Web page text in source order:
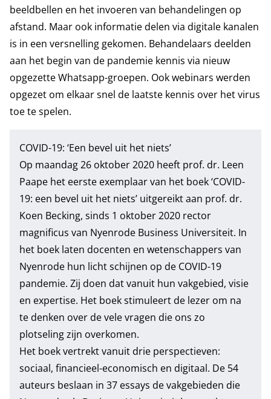
beeldbellen en het invoeren van behandelingen op
afstand. Maar ook informatie delen via digitale kanalen
is in een versnelling gekomen. Behandelaars deelden
aan het begin van de pandemie kennis via nieuw
opgezette Whatsapp-groepen. Ook webinars werden
opgezet om elkaar snel de laatste kennis over het virus
toe te spelen.
COVID-19: ‘Een bevel uit het niets’
Op maandag 26 oktober 2020 heeft prof. dr. Leen
Paape het eerste exemplaar van het boek ‘COVID-
19: een bevel uit het niets’ uitgereikt aan prof. dr.
Koen Becking, sinds 1 oktober 2020 rector
magnificus van Nyenrode Business Universiteit. In
het boek laten docenten en wetenschappers van
Nyenrode hun licht schijnen op de COVID-19
pandemie. Zij doen dat vanuit hun vakgebied, visie
en expertise. Het boek stimuleert de lezer om na
te denken over de vele vragen die ons zo
plotseling zijn overkomen.
Het boek vertrekt vanuit drie perspectieven:
sociaal, financieel-economisch en digitaal. De 54
auteurs beslaan in 37 essays de vakgebieden die